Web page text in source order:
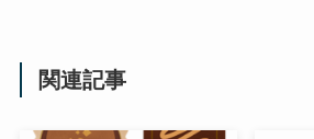
関連記事